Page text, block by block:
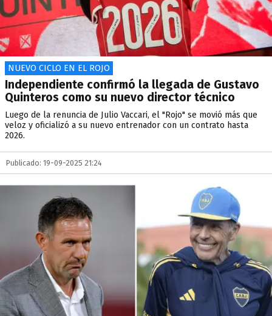
NUEVO CICLO EN EL ROJO
Independiente confirmó la llegada de Gustavo
Quinteros como su nuevo director técnico
Luego de la renuncia de Julio Vaccari, el "Rojo" se movió más que
veloz y oficializó a su nuevo entrenador con un contrato hasta
2026.
Publicado: 19-09-2025 21:24